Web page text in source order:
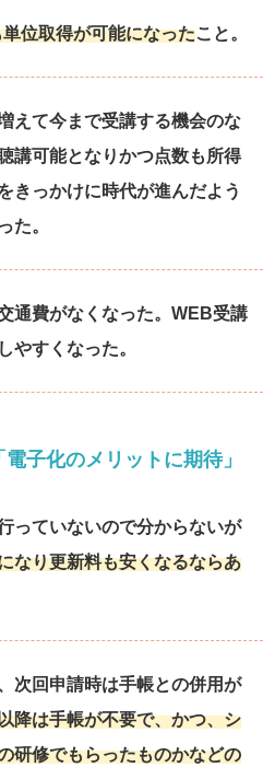
位取得が可能になったこと。
えて今まで受講する機会のな
講可能となりかつ点数も所得
きっかけに時代が進んだよう
た。
通費がなくなった。WEB受講
やすくなった。
子化のメリットに期待」
っていないので分からないが
なり更新料も安くなるならあ
次回申請時は手帳との併用が
降は手帳が不要で、かつ、シ
研修でもらったものかなどの